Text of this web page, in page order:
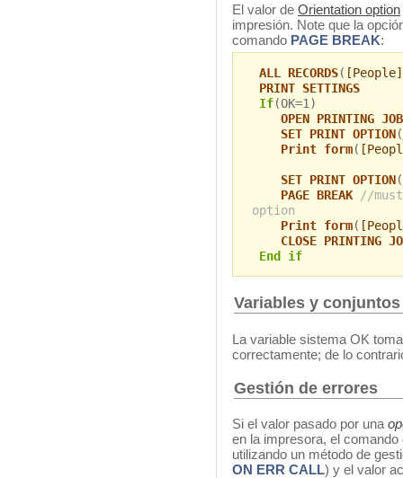
El valor de Orientation option
impresión. Note que la
comando PAGE BREAK:
ALL RECORDS( [People]
PRINT SETTINGS
If(OK=1)
OPEN PRINTING JOB
SET PRINT OPTION(
Print form(
SET PRINT OPTION(
PAGE BREAK
//
option
Print form(
CLOSE PRINTING
End if
Variables y
La variable sistema OK
correctamente; de lo
Gestión de errores
Si el valor pasado por una
en la impresora, el
utilizando un método de
ON ERR CALL) y el valor